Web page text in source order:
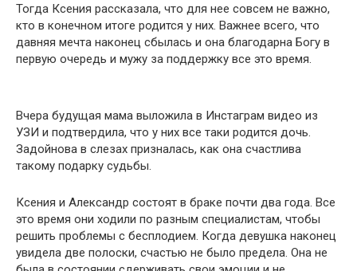
Тогда Ксения рассказала, что для нее совсем не важно,
кто в конечном итоге родится у них. Важнее всего, что
давняя мечта наконец сбылась и она благодарна Богу в
первую очередь и мужу за поддержку все это время.
Вчера будущая мама выложила в Инстаграм видео из
УЗИ и подтвердила, что у них все таки родится дочь.
Задойнова в слезах призналась, как она счастлива
такому подарку судьбы.
Ксения и Александр состоят в браке почти два года. Все
это время они ходили по разным специалистам, чтобы
решить проблемы с бесплодием. Когда девушка наконец
увидела две полоски, счастью не было предела. Она не